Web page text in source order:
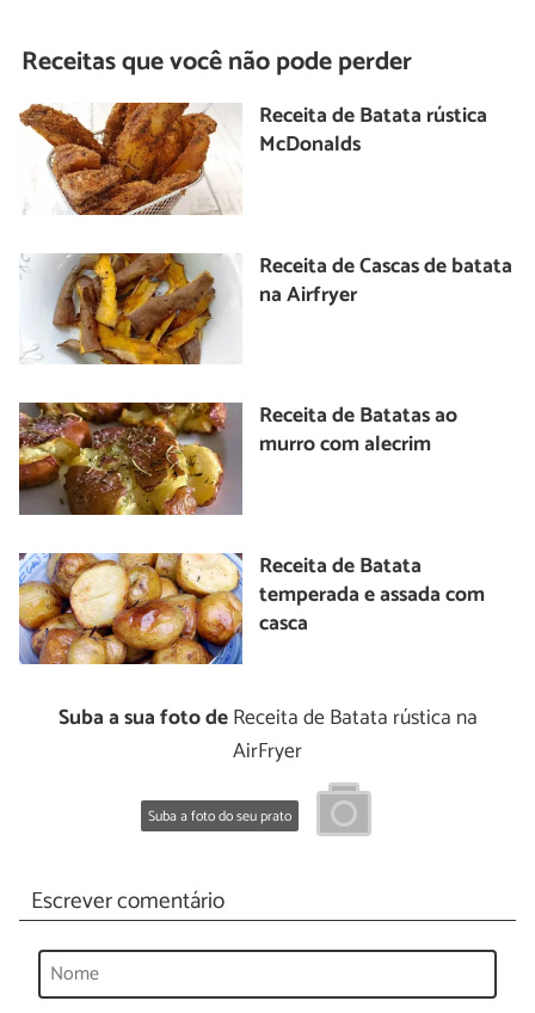
Receitas que você não pode perder
Receita de Batata rústica
McDonalds
Receita de Cascas de batata
na Airfryer
Receita de Batatas ao
murro com alecrim
Receita de Batata
temperada e assada com
casca
Suba a sua foto deReceita de Batata rústica na
AirFryer
Suba a foto do seu prato
Escrever comentário